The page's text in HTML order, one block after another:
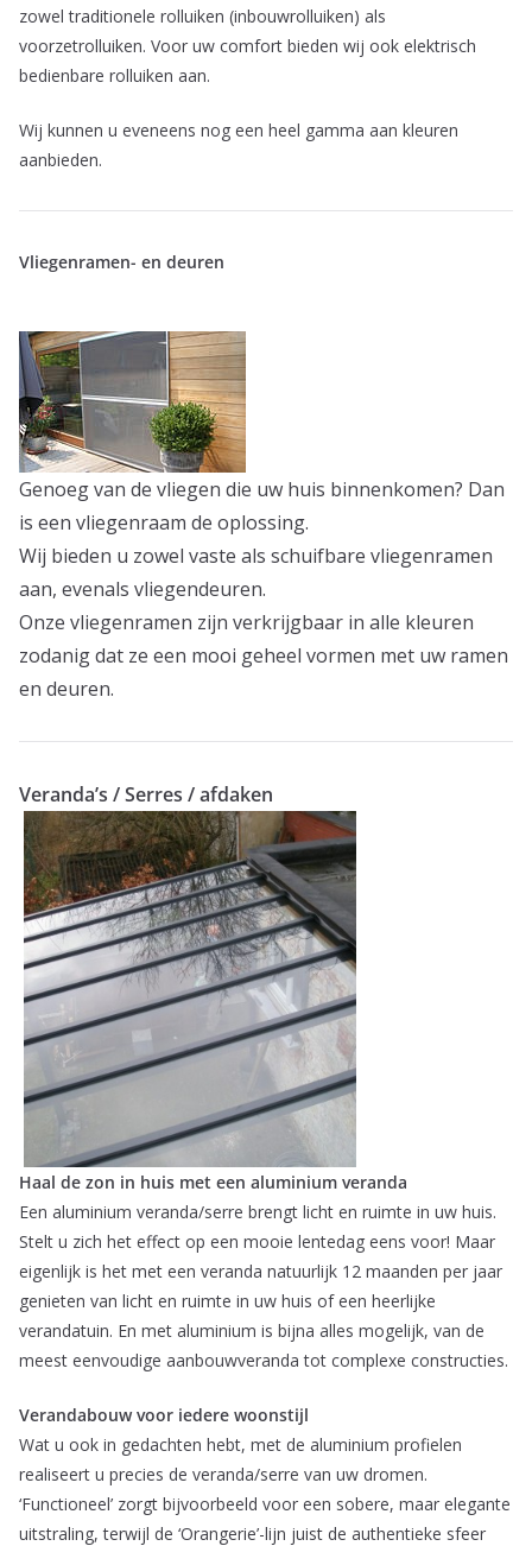
zowel traditionele rolluiken (inbouwrolluiken) als
voorzetrolluiken. Voor uw comfort bieden wij ook elektrisch
bedienbare rolluiken aan.
Wij kunnen u eveneens nog een heel gamma aan kleuren
aanbieden.
Vliegenramen- en deuren
Genoeg van de vliegen die uw huis binnenkomen? Dan
is een vliegenraam de oplossing.
Wij bieden u zowel vaste als schuifbare vliegenramen
aan, evenals vliegendeuren.
Onze vliegenramen zijn verkrijgbaar in alle kleuren
zodanig dat ze een mooi geheel vormen met uw ramen
en deuren.
Veranda’s / Serres / afdaken
Haal de zon in huis met een aluminium veranda
Een aluminium veranda/serre brengt licht en ruimte in uw huis.
Stelt u zich het effect op een mooie lentedag eens voor! Maar
eigenlijk is het met een veranda natuurlijk 12 maanden per jaar
genieten van licht en ruimte in uw huis of een heerlijke
verandatuin. En met aluminium is bijna alles mogelijk, van de
meest eenvoudige aanbouwveranda tot complexe constructies.
Verandabouw voor iedere woonstijl
Wat u ook in gedachten hebt, met de aluminium profielen
realiseert u precies de veranda/serre van uw dromen.
‘Functioneel’ zorgt bijvoorbeeld voor een sobere, maar elegante
uitstraling, terwijl de ‘Orangerie’-lijn juist de authentieke sfeer